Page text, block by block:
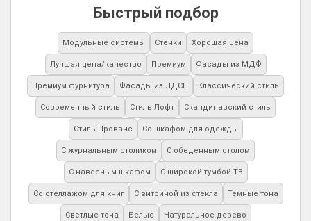
Быстрый подбор
Модульные системы Стенки Хорошая цена
Лучшая цена/качество Премиум Фасады из МДФ
Премиум фурнитура Фасады из ЛДСП Классический стиль
Современный стиль Стиль Лофт Скандинавский стиль
Стиль Прованс Со шкафом для одежды
С журнальным столиком С обеденным столом
С навесным шкафом С широкой тумбой ТВ
Со стеллажом для книг С витриной из стекла Темные тона
Светлые тона Белые Натуральное дерево